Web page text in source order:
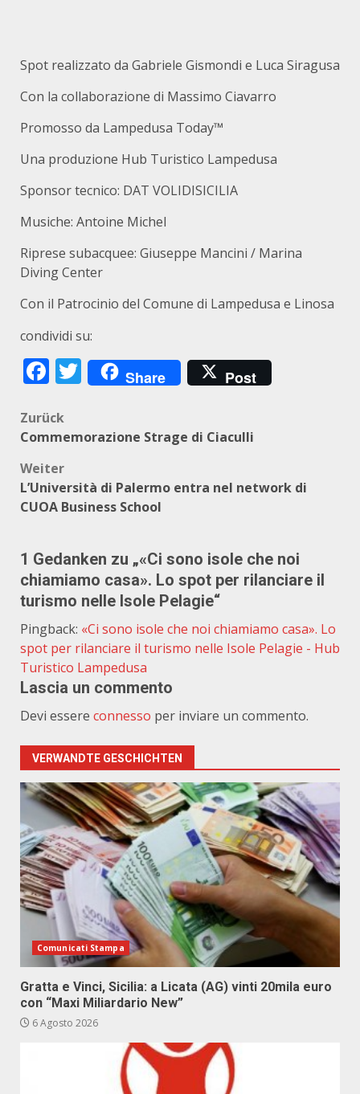
Spot realizzato da Gabriele Gismondi e Luca Siragusa
Con la collaborazione di Massimo Ciavarro
Promosso da Lampedusa Today™
Una produzione Hub Turistico Lampedusa
Sponsor tecnico: DAT VOLIDISICILIA
Musiche: Antoine Michel
Riprese subacquee: Giuseppe Mancini / Marina
Diving Center
Con il Patrocinio del Comune di Lampedusa e Linosa
condividi su:
Facebook
Twitter
Share Post
Beitragsnavigation
Zurück
Commemorazione Strage di Ciaculli
Weiter
L’Università di Palermo entra nel network di
CUOA Business School
1 Gedanken zu „«Ci sono isole che noi
chiamiamo casa». Lo spot per rilanciare il
turismo nelle Isole Pelagie“
Pingback: «Ci sono isole che noi chiamiamo casa». Lo
spot per rilanciare il turismo nelle Isole Pelagie - Hub
Turistico Lampedusa
Lascia un commento
Devi essere connesso per inviare un commento.
VERWANDTE GESCHICHTEN
Comunicati Stampa
Gratta e Vinci, Sicilia: a Licata (AG) vinti 20mila euro
con “Maxi Miliardario New”
6 Agosto 2026